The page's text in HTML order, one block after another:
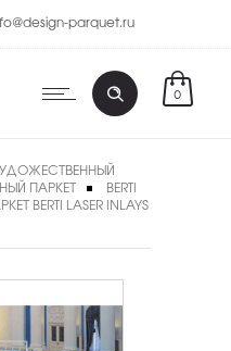
parquet.ru
0
ПАРКЕТ
BERTI
BERTI LASER INLAYS